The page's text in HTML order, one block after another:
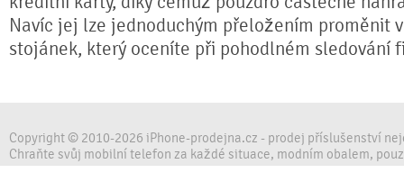
Navíc jej lze jednoduchým přeložením proměnit
stojánek, který oceníte při pohodlném sledování
Copyright © 2010-2026 iPhone-prodejna.cz - prodej příslušenství
Chraňte svůj mobilní telefon za každé situace, modním obalem,